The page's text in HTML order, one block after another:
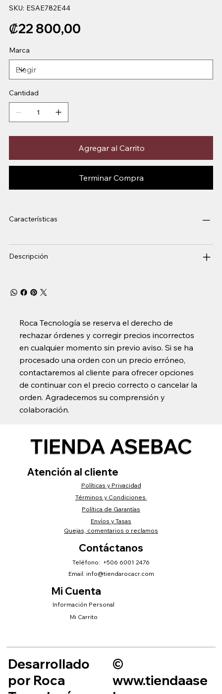
SKU: SKU
ESAE782E44
ESAE782E44
Precio
₡22 800,00
Marca
Cantidad
Agregar al Carrito
Terminar Compra
Características
Descripción
Roca Tecnología se reserva el derecho de
rechazar órdenes y corregir precios incorrectos
en cualquier momento sin previo aviso. Si se ha
procesado una orden con un precio erróneo,
contactaremos al cliente para ofrecer opciones
de continuar con el precio correcto o cancelar la
orden. Agradecemos su comprensión y
colaboración.
TIENDA ASEBAC
Atención al cliente
Políticas y Privacidad
Términos y Condiciones
Envíos y Tasas
Política de Garantías
Quejas, comentarios o reclamos
Mi Cuenta
Información Personal
Mi Carrito
Contáctanos
Teléfono: +506 6001 2476
Email: info@tiendarocacr.com
Desarrollado
por Roca
©
www.tiendaase